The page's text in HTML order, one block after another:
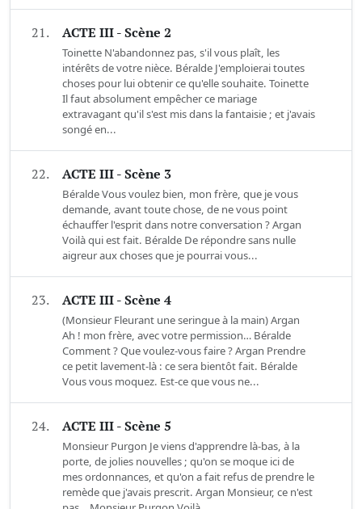
21. ACTE III - Scène 2
Toinette N'abandonnez pas, s'il vous plaît, les
intérêts de votre nièce. Béralde J'emploierai toutes
choses pour lui obtenir ce qu'elle souhaite. Toinette
Il faut absolument empêcher ce mariage
extravagant qu'il s'est mis dans la fantaisie ; et j'avais
songé en...
22. ACTE III - Scène 3
Béralde Vous voulez bien, mon frère, que je vous
demande, avant toute chose, de ne vous point
échauffer l'esprit dans notre conversation ? Argan
Voilà qui est fait. Béralde De répondre sans nulle
aigreur aux choses que je pourrai vous...
23. ACTE III - Scène 4
(Monsieur Fleurant une seringue à la main) Argan
Ah ! mon frère, avec votre permission… Béralde
Comment ? Que voulez-vous faire ? Argan Prendre
ce petit lavement-là : ce sera bientôt fait. Béralde
Vous vous moquez. Est-ce que vous ne...
24. ACTE III - Scène 5
Monsieur Purgon Je viens d'apprendre là-bas, à la
porte, de jolies nouvelles ; qu'on se moque ici de
mes ordonnances, et qu'on a fait refus de prendre le
remède que j'avais prescrit. Argan Monsieur, ce n'est